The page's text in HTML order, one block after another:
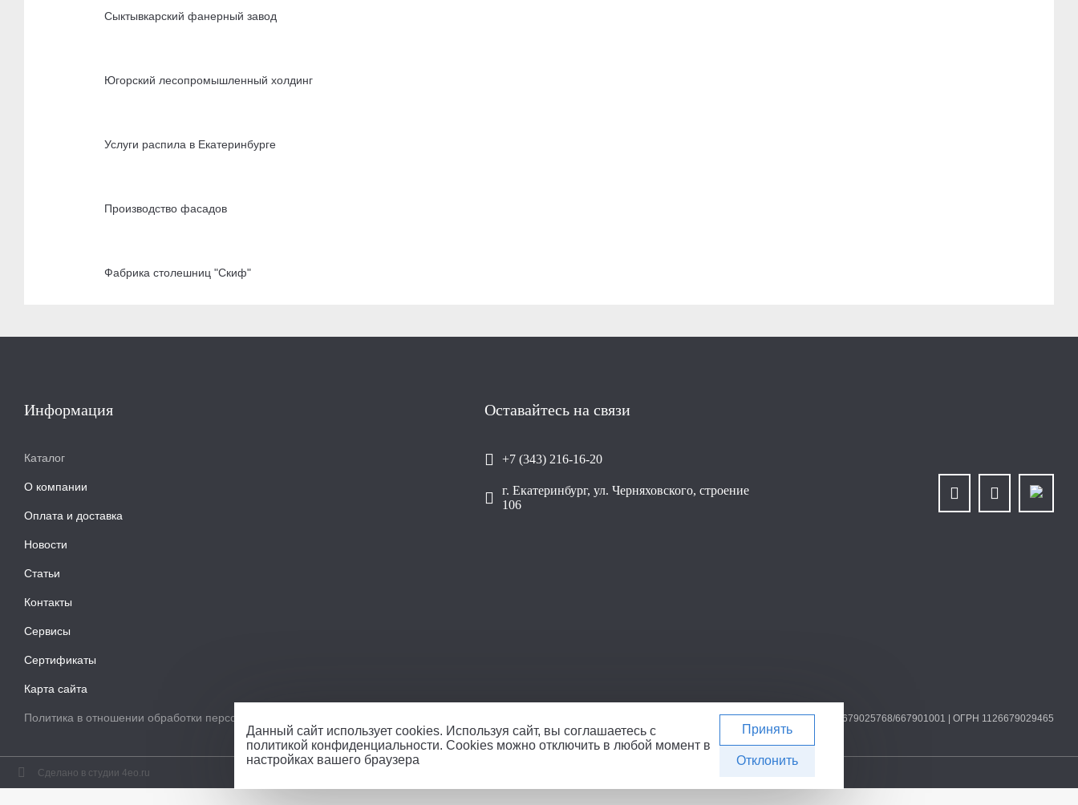
Сыктывкарский фанерный завод
Югорский лесопромышленный холдинг
Услуги распила в Екатеринбурге
Производство фасадов
Фабрика столешниц "Скиф"
Информация
Каталог
О компании
Оплата и доставка
Новости
Статьи
Контакты
Сервисы
Сертификаты
Карта сайта
Политика в отношении обработки персональных данных
Оставайтесь на связи
+7 (343) 216-16-20
г. Екатеринбург, ул. Черняховского, строение
106
ООО «Уралплит» | ИНН/КПП 6679025768/667901001 | ОГРН 1126679029465
Сделано в студии 4eo.ru
Данный сайт использует cookies. Используя сайт, вы соглашаетесь с
политикой конфиденциальности. Cookies можно отключить в любой момент в
настройках вашего браузера
Принять
Отклонить